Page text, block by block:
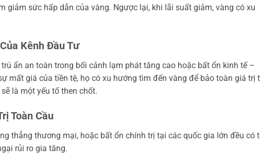
giảm sức hấp dẫn của vàng. Ngược lại, khi lãi suất giảm, vàng có xu
Kênh Đầu Tư
ẩn an toàn trong bối cảnh lạm phát tăng cao hoặc bất ổn kinh tế –
mất giá của tiền tệ, họ có xu hướng tìm đến vàng để bảo toàn giá trị
là một yếu tố then chốt.
Toàn Cầu
thẳng thương mại, hoặc bất ổn chính trị tại các quốc gia lớn đều có
rủi ro gia tăng.